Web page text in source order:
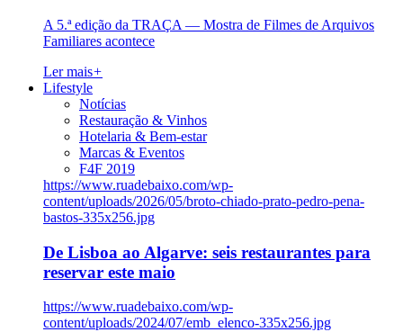
A 5.ª edição da TRAÇA — Mostra de Filmes de Arquivos
Familiares acontece
Ler mais+
Lifestyle
Notícias
Restauração & Vinhos
Hotelaria & Bem-estar
Marcas & Eventos
F4F 2019
https://www.ruadebaixo.com/wp-
content/uploads/2026/05/broto-chiado-prato-pedro-pena-
bastos-335x256.jpg
De Lisboa ao Algarve: seis restaurantes para
reservar este maio
https://www.ruadebaixo.com/wp-
content/uploads/2024/07/emb_elenco-335x256.jpg